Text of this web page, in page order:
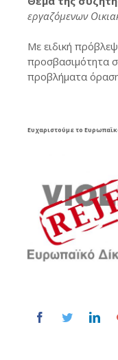
εργαζόμενων
Με ειδική
προσβασιμότητα
προβλήματα
Ευχαριστούμε το